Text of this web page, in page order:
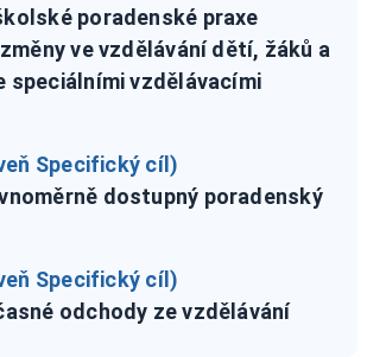
poradenské praxe
ve vzdělávání dětí, žáků a
speciálními vzdělávacími
Specifický cíl)
dostupný poradenský
Specifický cíl)
odchody ze vzdělávání